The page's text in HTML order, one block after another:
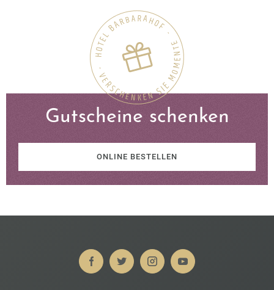
Gutscheine schenken
ONLINE BESTELLEN